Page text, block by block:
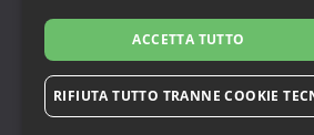
ACCETTA TUTTO
RIFIUTA TUTTO TRANNE COOKIE